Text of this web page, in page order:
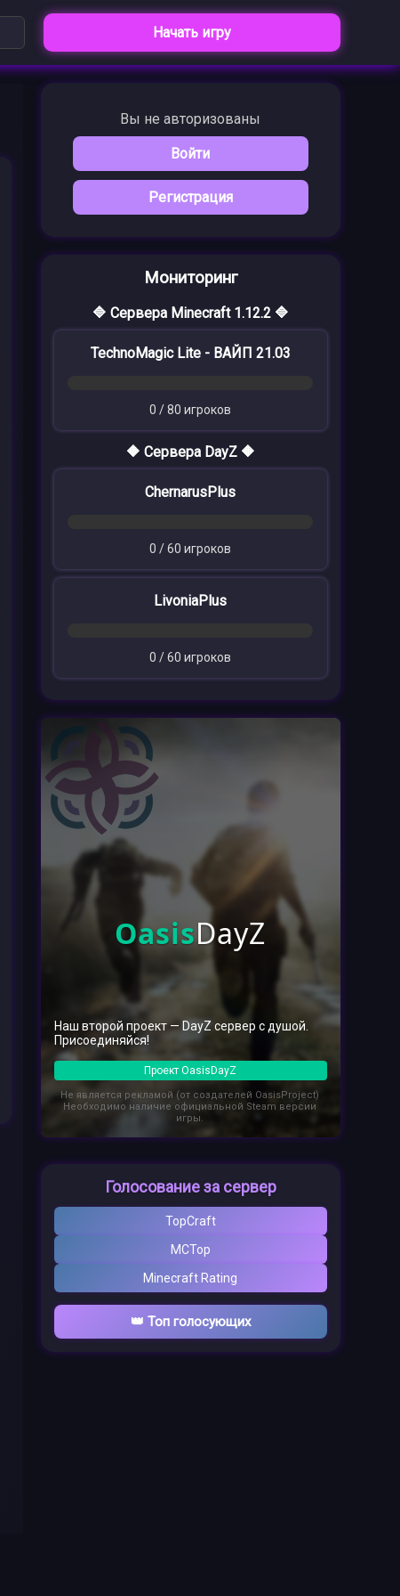
Начать игру
Вы не авторизованы
Войти
Регистрация
Мониторинг
🔷 Сервера Minecraft 1.12.2 🔷
TechnoMagic Lite - ВАЙП 21.03
0 / 80 игроков
🔶 Сервера DayZ 🔶
ChernarusPlus
0 / 60 игроков
LivoniaPlus
0 / 60 игроков
OasisDayZ
Наш второй проект — DayZ сервер с душой.
Присоединяйся!
Проект OasisDayZ
Не является рекламой (от создателей OasisProject)
Необходимо наличие официальной Steam версии
игры.
Голосование за сервер
TopCraft
MCTop
Minecraft Rating
👑 Топ голосующих